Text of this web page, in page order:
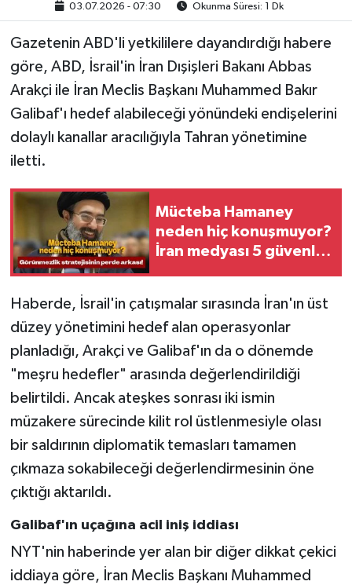
03.07.2026 - 07:30 Okunma Süresi: 1 Dk
Gazetenin ABD'li yetkililere dayandırdığı habere
göre, ABD, İsrail'in İran Dışişleri Bakanı Abbas
Arakçi ile İran Meclis Başkanı Muhammed Bakır
Galibaf'ı hedef alabileceği yönündeki endişelerini
dolaylı kanallar aracılığıyla Tahran yönetimine
iletti.
Mücteba Hamaney
neden hiç konuşmuyor?
İran medyası 5 güvenlik
Haberde, İsrail'in çatışmalar sırasında İran'ın üst
düzey yönetimini hedef alan operasyonlar
planladığı, Arakçi ve Galibaf'ın da o dönemde
"meşru hedefler" arasında değerlendirildiği
belirtildi. Ancak ateşkes sonrası iki ismin
müzakere sürecinde kilit rol üstlenmesiyle olası
bir saldırının diplomatik temasları tamamen
çıkmaza sokabileceği değerlendirmesinin öne
çıktığı aktarıldı.
Galibaf'ın uçağına acil iniş iddiası
NYT'nin haberinde yer alan bir diğer dikkat çekici
iddiaya göre, İran Meclis Başkanı Muhammed